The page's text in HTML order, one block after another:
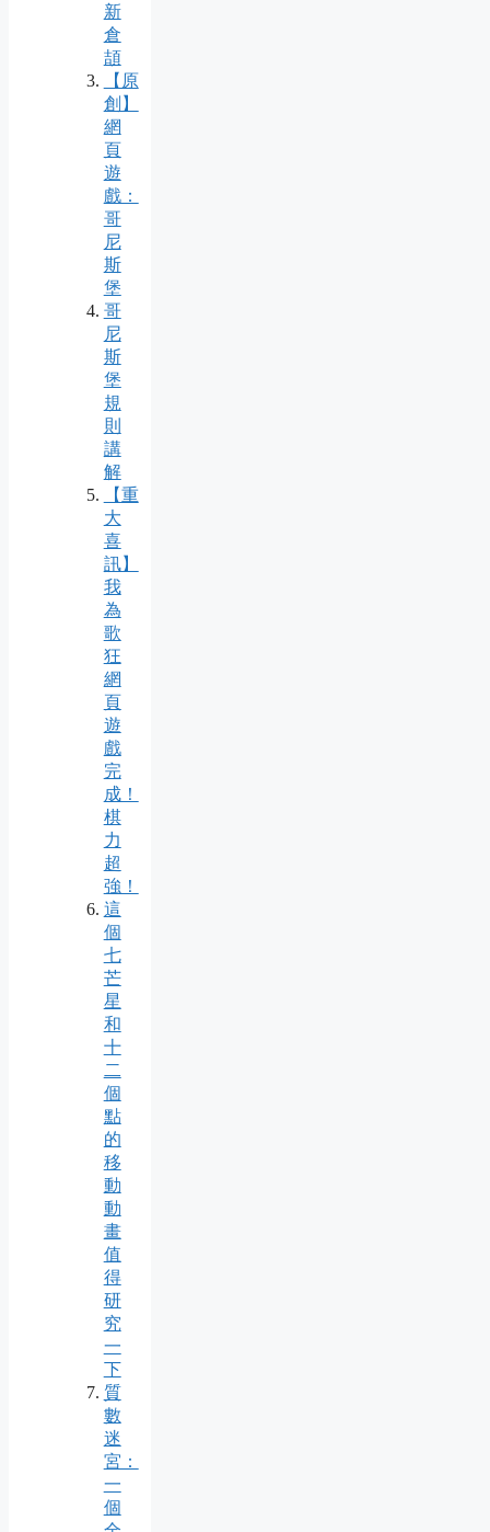
新
倉
頡
【原
創】
網
頁
遊
戲：
哥
尼
斯
堡
哥
尼
斯
堡
規
則
講
解
【重
大
喜
訊】
我
為
歌
狂
網
頁
遊
戲
完
成！
棋
力
超
強！
這
個
七
芒
星
和
十
二
個
點
的
移
動
動
畫
值
得
研
究
一
下
質
數
迷
宮：
一
個